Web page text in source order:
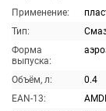
Применение:
Тип:
Форма
выпуска:
Объём, л:
0.4
EAN-13: